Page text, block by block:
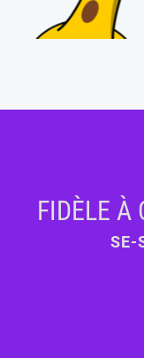
FIDÈLE À
SE-